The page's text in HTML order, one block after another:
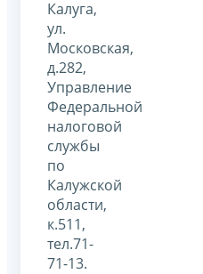
Калуга,
ул.
Московская,
д.282,
Управление
Федеральной
налоговой
службы
по
Калужской
области,
к.511,
тел.71-
71-13.